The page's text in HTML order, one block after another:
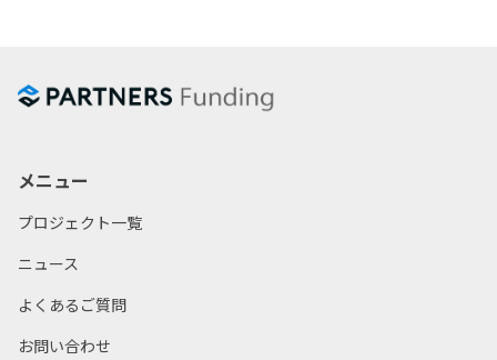
メニュー
プロジェクト一覧
ニュース
よくあるご質問
お問い合わせ